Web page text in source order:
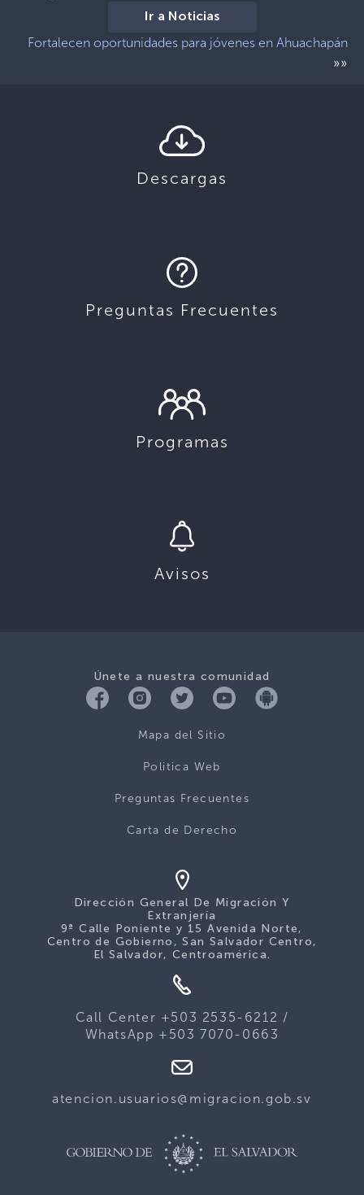
Ir a Noticias
Fortalecen oportunidades para jóvenes en Ahuachapán
»»
Descargas
Preguntas Frecuentes
Programas
Avisos
Únete a nuestra comunidad
Mapa del Sitio
Politica Web
Preguntas Frecuentes
Carta de Derecho
Dirección General De Migración Y
Extranjería
9ª Calle Poniente y 15 Avenida Norte,
Centro de Gobierno, San Salvador Centro,
El Salvador, Centroamérica.
Call Center +503 2535-6212 /
WhatsApp +503 7070-0663
atencion.usuarios@migracion.gob.sv